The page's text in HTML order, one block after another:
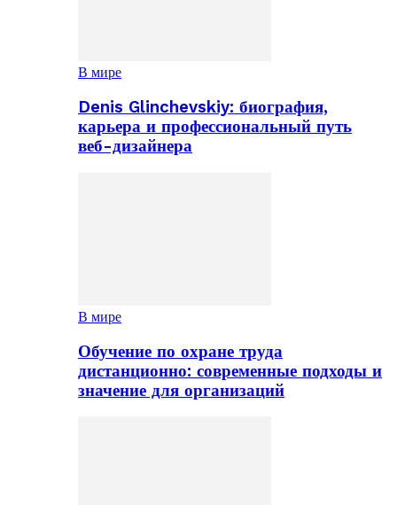
В мире
Denis Glinchevskiy: биография,
карьера и профессиональный путь
веб-дизайнера
В мире
Обучение по охране труда
дистанционно: современные подходы и
значение для организаций